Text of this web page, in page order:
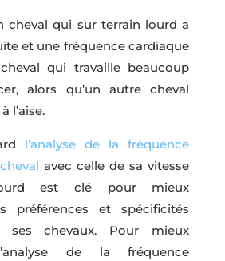
cheval qui sur terrain lourd a
et une fréquence cardiaque
qui travaille beaucoup
alors qu’un autre cheval
l’aise.
l’analyse de la fréquence
avec celle de sa vitesse
est clé pour mieux
préférences et spécificités
ses chevaux. Pour mieux
de la fréquence